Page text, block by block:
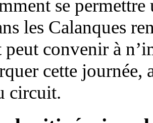
se permettre
les Calanques
peut convenir à
cette journée,
circuit.